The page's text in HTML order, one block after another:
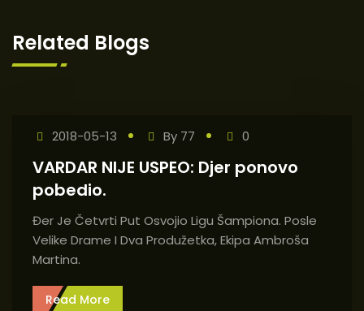
Related Blogs
2018-05-13 By 77 0
VARDAR NIJE USPEO: Djer ponovo
pobedio.
Đer Je Četvrti Put Osvojio Ligu Šampiona. Posle
Velike Drame I Dva Produžetka, Ekipa Ambroša
Martina.
Read More